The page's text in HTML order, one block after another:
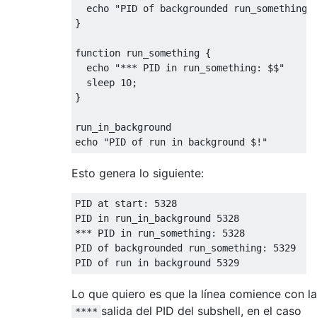
  echo
"PID of backgrounded
}
function run_something {
  echo
"*** PID in run_something: $$"
  sleep
10;
}
run_in_background
echo
"PID of run in background $!"
Esto genera lo siguiente:
PID at start :
5328
PID in run_in_background 5328
*** PID in run_something:
5328
PID of backgrounded run_something:
5329
PID of run in background 5329
Lo que quiero es que la línea comience con la
**** salida del PID del subshell, en el caso